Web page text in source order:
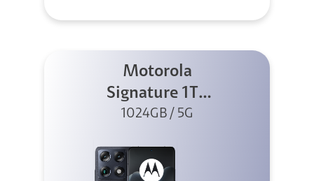
Motorola
Signature 1TB
Negro
1024GB / 5G